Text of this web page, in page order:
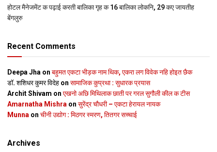
होटल मैनेजमेंट क पढ़ाई करती बालिका गृह क 16 बालिका लोकनि, 29 कए जायतीह
बेंगलुरु
Recent Comments
Deepa Jha on बहुमत एकटा भीड़क नाम थिक, एकरा लग विवेक नहि होइत छैक
डॉ. शशिधर कुमर विदेह on सामाजिक कुप्रथा : सुधारक प्रयास
Archit Shivam on एखनो अछि मिथिलाक छाती पर गरल सुगौली कील क टीस
Amarnatha Mishra on सुरेंद्र चौधरी – एकटा हेरायल नायक
Munna on चीनी उद्योग : मिठगर स्‍मरण, तितगर सच्‍चाई
Archives